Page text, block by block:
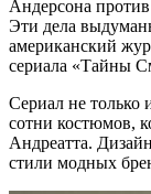
Андерсона
Эти дела
американский
сериала «Тайны
Сериал не только
сотни костюмов,
Андреатта.
стили модных